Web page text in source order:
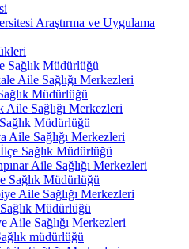
Araştırma ve Uygulama
Sağlık Müdürlüğü
Aile Sağlığı Merkezleri
Müdürlüğü
Aile Sağlığı Merkezleri
Müdürlüğü
Aile Sağlığı Merkezleri
Sağlık Müdürlüğü
Aile Sağlığı Merkezleri
Sağlık Müdürlüğü
Aile Sağlığı Merkezleri
Müdürlüğü
Aile Sağlığı Merkezleri
müdürlüğü